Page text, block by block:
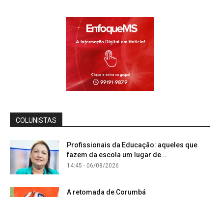
COLUNISTAS
Profissionais da Educação: aqueles que
fazem da escola um lugar de...
14:45 - 06/08/2026
A retomada de Corumbá